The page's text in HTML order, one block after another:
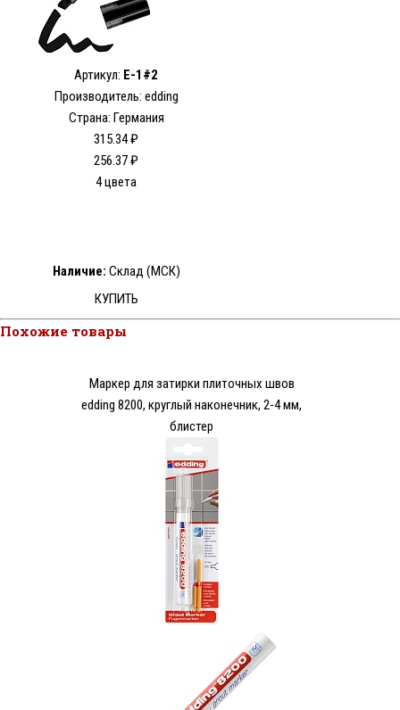
Артикул: E-1#2
Производитель: edding
Страна: Германия
315.34 ₽
256.37 ₽
4 цвета
Наличие: Склад (МСК)
КУПИТЬ
Похожие товары
Маркер для затирки плиточных швов
edding 8200, круглый наконечник, 2-4 мм,
блистер